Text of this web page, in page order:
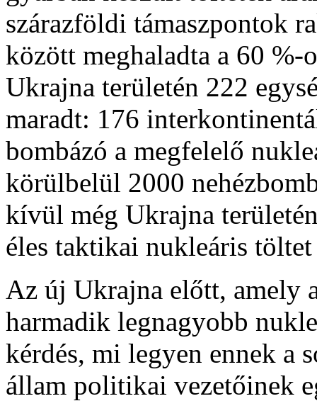
szárazföldi támaszpontok
között meghaladta a 60 %-
Ukrajna területén 222
maradt: 176
bombázó a megfelelő
körülbelül 2000
kívül még Ukrajna
éles taktikai nukleáris
Az új Ukrajna előtt, amely
harmadik legnagyobb
kérdés, mi legyen ennek a
állam politikai vezetőinek